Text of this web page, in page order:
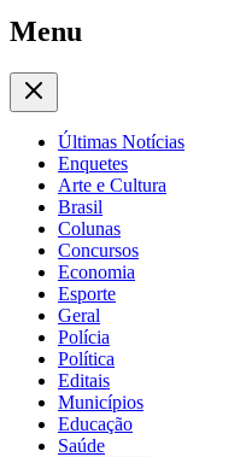
Menu
Últimas Notícias
Enquetes
Arte e Cultura
Brasil
Colunas
Concursos
Economia
Esporte
Geral
Polícia
Política
Editais
Municípios
Educação
Saúde